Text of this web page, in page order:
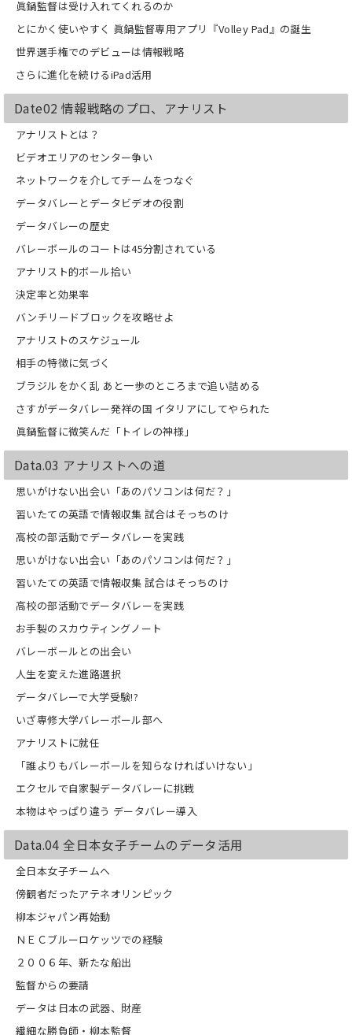
す人々など、バレーボールに携わる人々
はもちろん、バレーボール・ファンにと
ってより深くバレーボールを楽しむため
の「観戦ガイド」ともなり得る一冊。
（※本書は2012/5/10に東邦出版株式会
です）
眞鍋監督は受け入れてくれるのか
とにかく使いやすく 眞鍋監督専用アプリ『Volley Pad』の誕生
世界選手権でのデビューは情報戦略
さらに進化を続けるiPad活用
Date02 情報戦略のプロ、アナリスト
アナリストとは？
ビデオエリアのセンター争い
ネットワークを介してチームをつなぐ
データバレーとデータビデオの役割
データバレーの歴史
バレーボールのコートは45分割されている
アナリスト的ボール拾い
決定率と効果率
バンチリードブロックを攻略せよ
アナリストのスケジュール
相手の特徴に気づく
ブラジルをかく乱 あと一歩のところまで追い詰める
さすがデータバレー発祥の国 イタリアにしてやられた
眞鍋監督に微笑んだ「トイレの神様」
Data.03 アナリストへの道
思いがけない出会い「あのパソコンは何だ？」
習いたての英語で情報収集 試合はそっちのけ
高校の部活動でデータバレーを実践
思いがけない出会い「あのパソコンは何だ？」
習いたての英語で情報収集 試合はそっちのけ
高校の部活動でデータバレーを実践
お手製のスカウティングノート
バレーボールとの出会い
人生を変えた進路選択
データバレーで大学受験!?
いざ専修大学バレーボール部へ
アナリストに就任
「誰よりもバレーボールを知らなければいけない」
エクセルで自家製データバレーに挑戦
本物はやっぱり違う データバレー導入
Data.04 全日本女子チームのデータ活用
全日本女子チームへ
傍観者だったアテネオリンピック
柳本ジャパン再始動
ＮＥＣブルーロケッツでの経験
２００６年、新たな船出
監督からの要請
データは日本の武器、財産
繊細な勝負師・柳本監督